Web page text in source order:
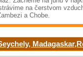
na čerstvom
a Chobe.